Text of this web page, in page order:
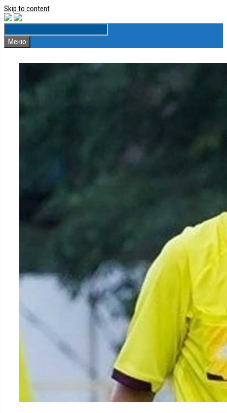
Skip to content
Меню